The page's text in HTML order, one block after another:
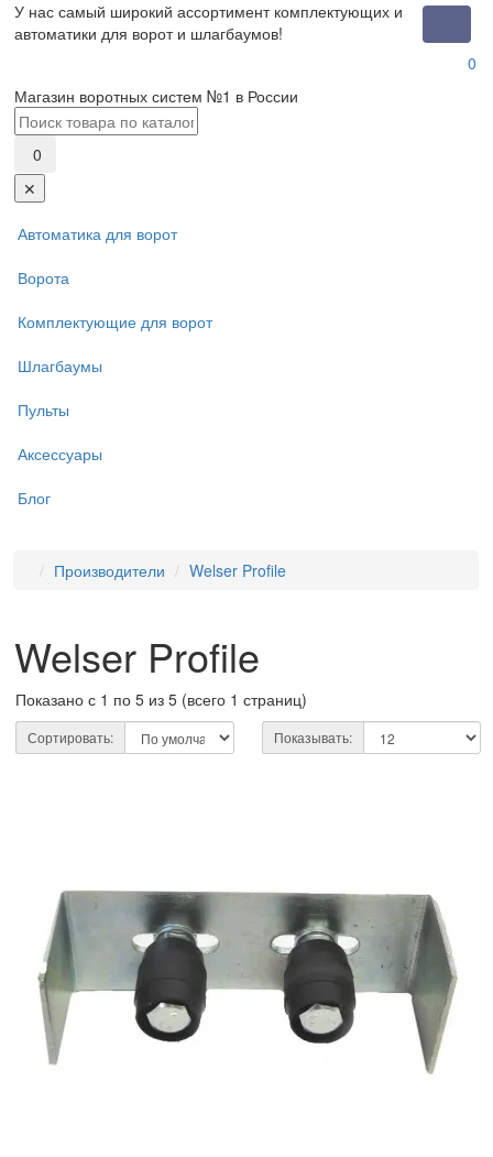
У нас самый широкий ассортимент комплектующих и
автоматики для ворот и шлагбаумов!
0
Магазин воротных систем №1 в России
0
✕
Автоматика для ворот
Ворота
Комплектующие для ворот
Шлагбаумы
Пульты
Аксессуары
Блог
Производители Welser Profile
Welser Profile
Показано с 1 по 5 из 5 (всего 1 страниц)
Сортировать: Показывать: